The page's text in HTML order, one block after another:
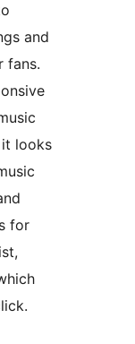
and
fans.
looks
for